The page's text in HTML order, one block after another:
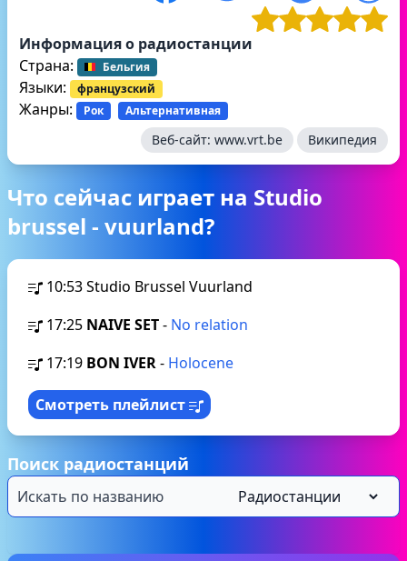
Информация о радиостанции
Страна:
Бельгия
Языки: французский
Жанры: Рок Альтернативная
Веб-сайт: www.vrt.be Википедия
Что сейчас играет на Studio
brussel - vuurland?
10:53Studio Brussel Vuurland
17:25 NAIVE SET- No relation
17:19 BON IVER- Holocene
Смотреть плейлист
Поиск радиостанций